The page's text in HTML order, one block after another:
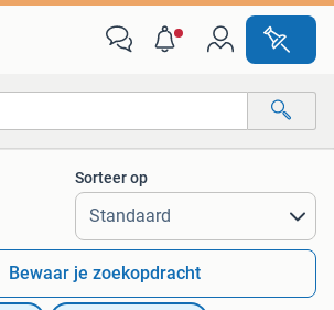
Alle afstanden…
Sorteer op
Bewaar je zoekopdracht